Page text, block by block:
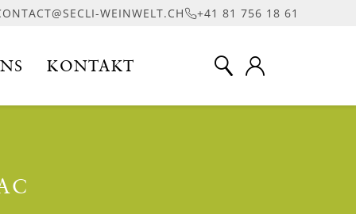
WEINWELT.CH +41 81 756 18 61
KONTAKT